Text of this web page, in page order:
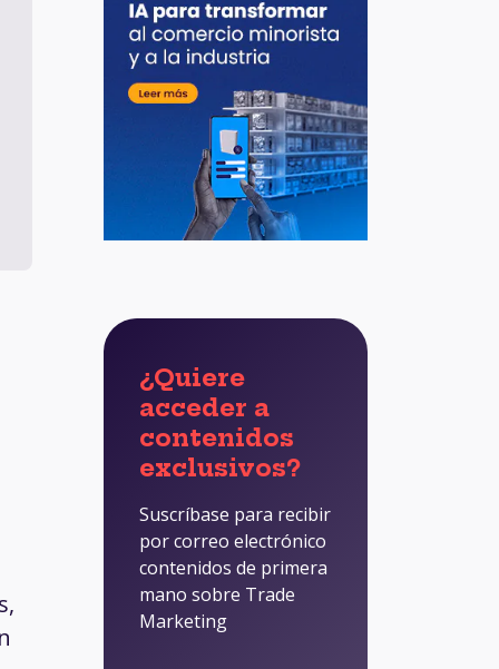
¿Quiere
acceder a
contenidos
exclusivos?
Suscríbase para recibir
por correo electrónico
contenidos de primera
mano sobre Trade
Marketing